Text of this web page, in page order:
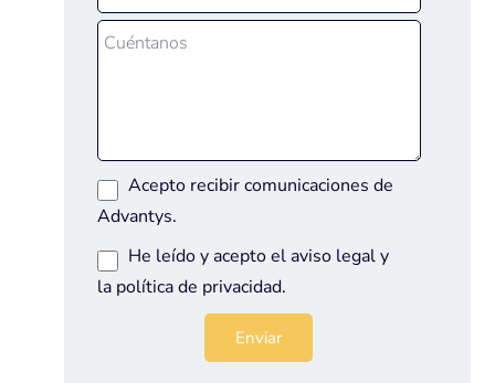
Acepto recibir comunicaciones de
Advantys.
He leído y acepto el aviso legaly
la política de privacidad.